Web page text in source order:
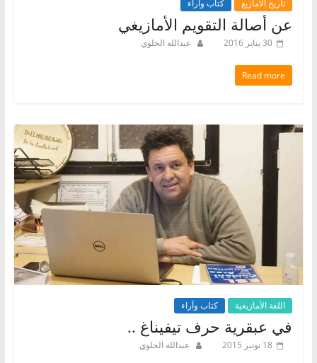
تاريخ الأمازيغ كتاب وآراء
عن أصالة التقويم الأمازيغي
30 يناير 2016 عبدالله الحلوي
Read more
اللغة الأمازيغية كتاب وآراء
في عبقرية حرف تيفيناغ ..
18 نونبر 2015 عبدالله الحلوي